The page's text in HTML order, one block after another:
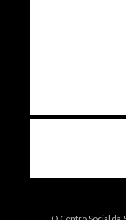
artigos